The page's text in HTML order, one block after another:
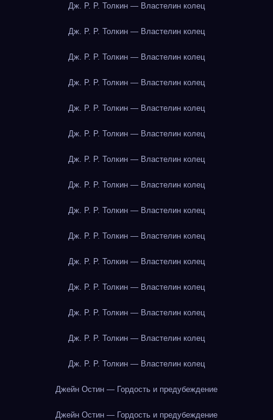
Дж. Р. Р. Толкин — Властелин колец
Дж. Р. Р. Толкин — Властелин колец
Дж. Р. Р. Толкин — Властелин колец
Дж. Р. Р. Толкин — Властелин колец
Дж. Р. Р. Толкин — Властелин колец
Дж. Р. Р. Толкин — Властелин колец
Дж. Р. Р. Толкин — Властелин колец
Дж. Р. Р. Толкин — Властелин колец
Дж. Р. Р. Толкин — Властелин колец
Дж. Р. Р. Толкин — Властелин колец
Дж. Р. Р. Толкин — Властелин колец
Дж. Р. Р. Толкин — Властелин колец
Дж. Р. Р. Толкин — Властелин колец
Дж. Р. Р. Толкин — Властелин колец
Дж. Р. Р. Толкин — Властелин колец
Джейн Остин — Гордость и предубеждение
Джейн Остин — Гордость и предубеждение